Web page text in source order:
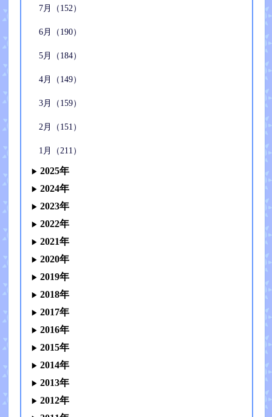
7月（152）
6月（190）
5月（184）
4月（149）
3月（159）
2月（151）
1月（211）
2025年
2024年
2023年
2022年
2021年
2020年
2019年
2018年
2017年
2016年
2015年
2014年
2013年
2012年